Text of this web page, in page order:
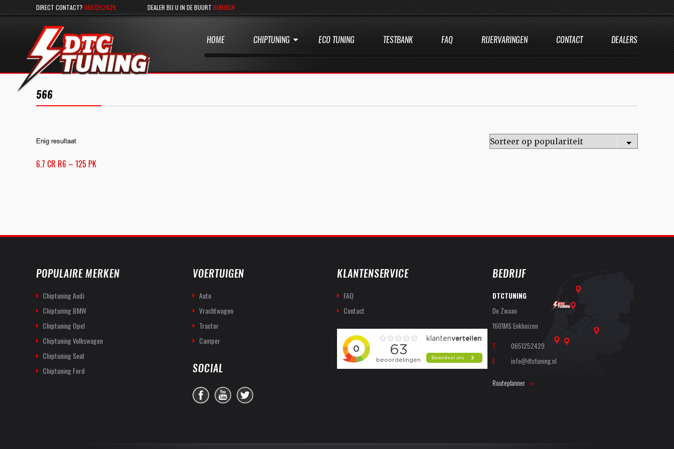
DIRECT CONTACT? 0651252429 DEALER BIJ U IN DE BUURT BEKIJKEN
HOME CHIPTUNING ECO TUNING TESTBANK FAQ RIJERVARINGEN CONTACT DEALERS
566
Enig resultaat
6.7 CR R6 – 125 PK
POPULAIRE MERKEN
Chiptuning Audi
Chiptuning BMW
Chiptuning Opel
Chiptuning Volkswagen
Chiptuning Seat
Chiptuning Ford
VOERTUIGEN
Auto
Vrachtwagen
Tractor
Camper
SOCIAL
KLANTENSERVICE
FAQ
Contact
BEDRIJF
DTCTUNING
De Zwaan
1601MS Enkhuizen
T
0651252429
E
info@dtctuning.nl
Routeplanner